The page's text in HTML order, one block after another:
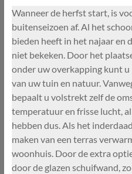
Wanneer de herfst start, is
buitenseizoen af. Al het
bieden heeft in het najaar en
niet bekeken. Door het
onder uw overkapping kunt
van uw tuin en natuur.
bepaalt u volstrekt zelf de
temperatuur en frisse lucht,
hebben dus. Als het
maken van een terras
woonhuis. Door de extra
door de glazen schuifwand,